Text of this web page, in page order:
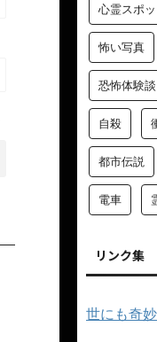
心霊スポッ
怖い写真
恐怖体験談
自殺
都市伝説
電車
リンク集
世にも奇